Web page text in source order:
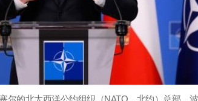
尔的北大西洋公约组织（NATO，北约）总部，